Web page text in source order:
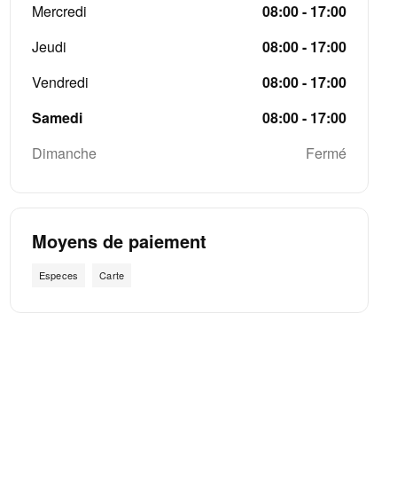
Mercredi
08:00 - 17:00
Jeudi
08:00 - 17:00
Vendredi
08:00 - 17:00
Samedi
08:00 - 17:00
Dimanche
Fermé
Moyens de paiement
Especes Carte